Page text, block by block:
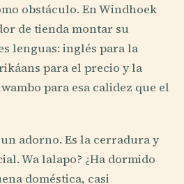
obstáculo. En Windhoek
de tienda montar su
lenguas: inglés para la
para el precio y la
para esa calidez que el
adorno. Es la cerradura y
Wa lalapo? ¿Ha dormido
doméstica, casi